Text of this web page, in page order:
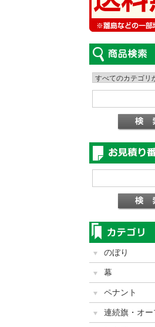
のぼり
幕
ペナント
連続旗・オー